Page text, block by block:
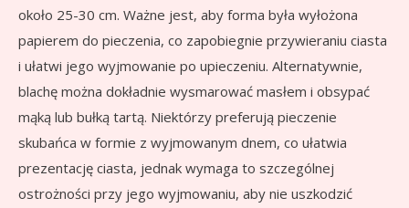
około 25-30 cm. Ważne jest, aby forma była wyłożona
papierem do pieczenia, co zapobiegnie przywieraniu ciasta
i ułatwi jego wyjmowanie po upieczeniu. Alternatywnie,
blachę można dokładnie wysmarować masłem i obsypać
mąką lub bułką tartą. Niektórzy preferują pieczenie
skubańca w formie z wyjmowanym dnem, co ułatwia
prezentację ciasta, jednak wymaga to szczególnej
ostrożności przy jego wyjmowaniu, aby nie uszkodzić